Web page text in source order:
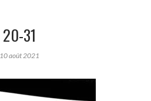
20-31
10 août 2021